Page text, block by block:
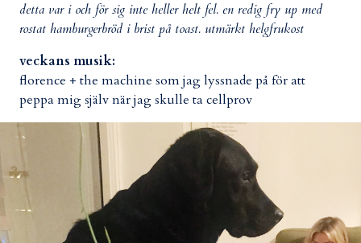
detta var i och för sig inte heller helt fel. en redig fry up med
rostat hamburgerbröd i brist på toast. utmärkt helgfrukost
veckans musik:
florence + the machine som jag lyssnade på för att
peppa mig själv när jag skulle ta cellprov